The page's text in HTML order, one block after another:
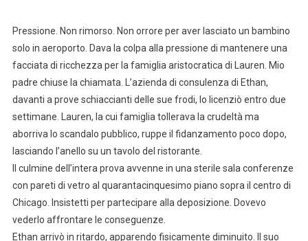
Pressione. Non rimorso. Non orrore per aver lasciato un bambino
solo in aeroporto. Dava la colpa alla pressione di mantenere una
facciata di ricchezza per la famiglia aristocratica di Lauren. Mio
padre chiuse la chiamata. L’azienda di consulenza di Ethan,
davanti a prove schiaccianti delle sue frodi, lo licenziò entro due
settimane. Lauren, la cui famiglia tollerava la crudeltà ma
aborriva lo scandalo pubblico, ruppe il fidanzamento poco dopo,
lasciando l’anello su un tavolo del ristorante.
Il culmine dell’intera prova avvenne in una sterile sala conferenze
con pareti di vetro al quarantacinquesimo piano sopra il centro di
Chicago. Insistetti per partecipare alla deposizione. Dovevo
vederlo affrontare le conseguenze.
Ethan arrivò in ritardo, apparendo fisicamente diminuito. Il suo